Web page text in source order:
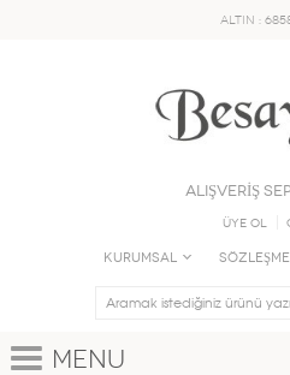
ALTIN :
ALIŞVERİŞ
Üye Ol
KURUMSAL
Menu